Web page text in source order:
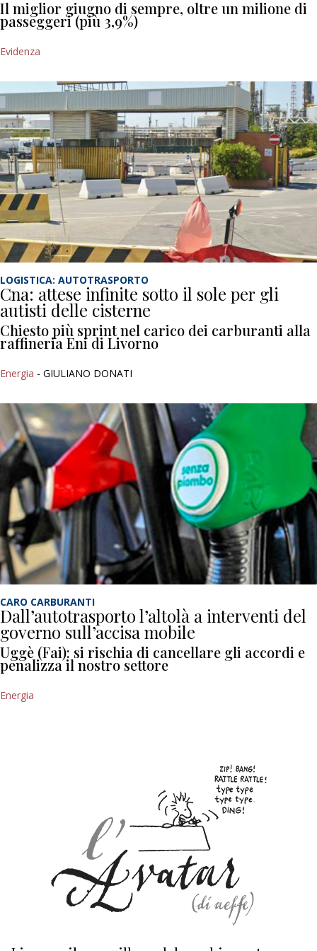
Il miglior giugno di sempre, oltre un milione di
passeggeri (più 3,9%)
Evidenza
LOGISTICA: AUTOTRASPORTO
Cna: attese infinite sotto il sole per gli
autisti delle cisterne
Chiesto più sprint nel carico dei carburanti alla
raffineria Eni di Livorno
Energia - GIULIANO DONATI
CARO CARBURANTI
Dall’autotrasporto l’altolà a interventi del
governo sull’accisa mobile
Uggè (Fai): si rischia di cancellare gli accordi e
penalizza il nostro settore
Energia